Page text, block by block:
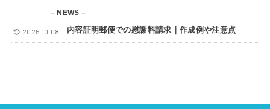
– NEWS –
内容証明郵便での慰謝料請求｜作成例や注意点
2025.10.08